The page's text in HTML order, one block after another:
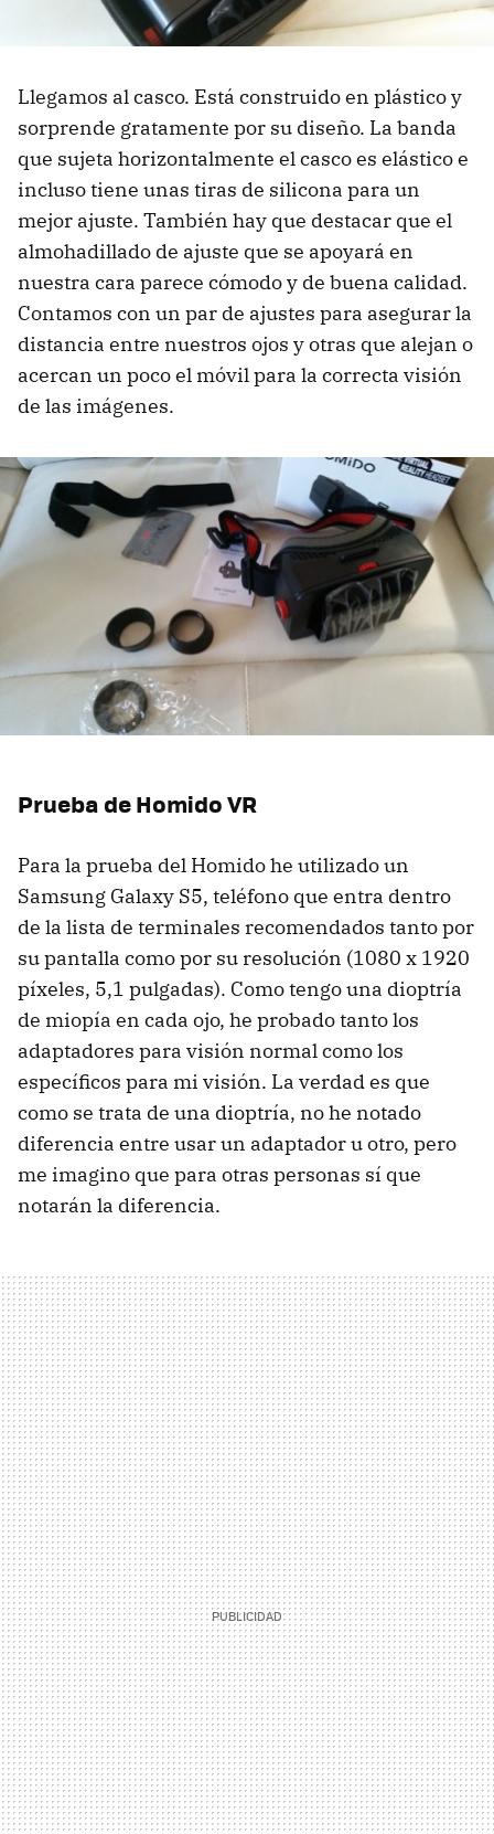
Llegamos al casco. Está construido en plástico y
sorprende gratamente por su diseño. La banda
que sujeta horizontalmente el casco es elástico e
incluso tiene unas tiras de silicona para un
mejor ajuste. También hay que destacar que el
almohadillado de ajuste que se apoyará en
nuestra cara parece cómodo y de buena calidad.
Contamos con un par de ajustes para asegurar la
distancia entre nuestros ojos y otras que alejan o
acercan un poco el móvil para la correcta visión
de las imágenes.
Prueba de Homido VR
Para la prueba del Homido he utilizado un
Samsung Galaxy S5, teléfono que entra dentro
de la lista de terminales recomendados tanto por
su pantalla como por su resolución (1080 x 1920
píxeles, 5,1 pulgadas). Como tengo una dioptría
de miopía en cada ojo, he probado tanto los
adaptadores para visión normal como los
específicos para mi visión. La verdad es que
como se trata de una dioptría, no he notado
diferencia entre usar un adaptador u otro, pero
me imagino que para otras personas sí que
notarán la diferencia.